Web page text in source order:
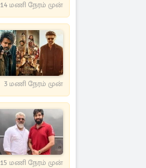
14 மணி நேரம் முன்
3 மணி நேரம் முன்
15 மணி நேரம் முன்